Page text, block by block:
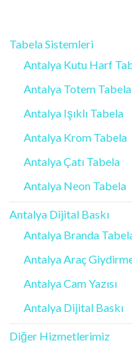
Tabela Sistemleri
Antalya Kutu Harf
Antalya Totem Tabela
Antalya Işıklı Tabela
Antalya Krom Tabela
Antalya Çatı Tabela
Antalya Neon Tabela
Antalya Dijital Baskı
Antalya Branda
Antalya Araç
Antalya Cam Yazısı
Antalya Dijital Baskı
Diğer Hizmetlerimiz